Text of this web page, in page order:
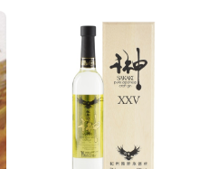
本みりんに16種の薬味を浸漬した、香り
と味のバランスに気を配った甘口のリキ
ュールです。